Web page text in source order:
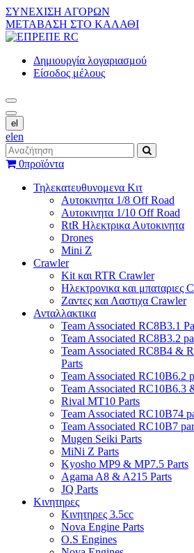
ΣΥΝΕΧΙΣΗ ΑΓΟΡΩΝ
ΜΕΤΑΒΑΣΗ ΣΤΟ ΚΑΛΑΘΙ
Δημιουργία λογαριασμού
Είσοδος μέλους
el
elen
0προϊόντα
Τηλεκατευθυνομενα Κιτ
Αυτοκινητα 1/8 Off Road
Αυτοκινητα 1/10 Off Road
RtR Ηλεκτρικα Αυτοκινητα
Drones
Mini Z
Crawler
Kit και RTR Crawler
Ηλεκτρονικα και μπαταριες
Ζαντες και Λαστιχα Crawler
Ανταλλακτικα
Team Associated RC8B3.1
Team Associated RC8B3.2
Team Associated RC8B4 &
Parts
Team Associated RC10B6.2
Team Associated RC10B6.3
Rival MT10 Parts
Team Associated RC10B74
Team Associated RC10B7
Mugen Seiki Parts
MiNi Z Parts
Kyosho MP9 & MP7.5 Parts
Agama A8 & A215 Parts
JQ Parts
Κινητηρες
Κινητηρες 3.5cc
Nova Engine Parts
O.S Engines